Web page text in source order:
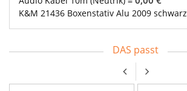
K&M 21436 Boxenstativ Alu 2009 schwarz
DAS passt